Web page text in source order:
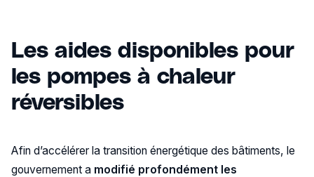
Les aides disponibles pour
les pompes à chaleur
réversibles
Afin d’accélérer la transition énergétique des bâtiments, le
gouvernement a modifié profondément les